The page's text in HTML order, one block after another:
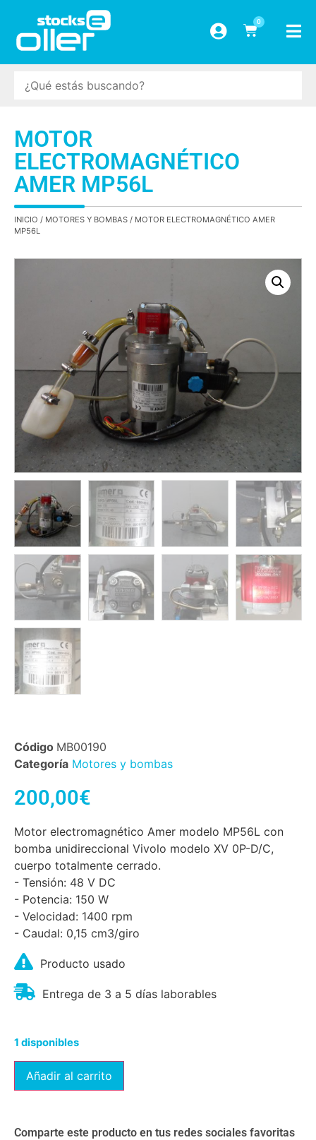
0
MOTOR
ELECTROMAGNÉTICO
AMER MP56L
INICIO / MOTORES Y BOMBAS / MOTOR ELECTROMAGNÉTICO AMER
MP56L
Código MB00190
Categoría Motores y bombas
200,00€
Motor electromagnético Amer modelo MP56L con
bomba unidireccional Vivolo modelo XV 0P-D/C,
cuerpo totalmente cerrado.
- Tensión: 48 V DC
- Potencia: 150 W
- Velocidad: 1400 rpm
- Caudal: 0,15 cm3/giro
Producto usado
Entrega de 3 a 5 días laborables
1 disponibles
Añadir al carrito
Comparte este producto en tus redes sociales favoritas